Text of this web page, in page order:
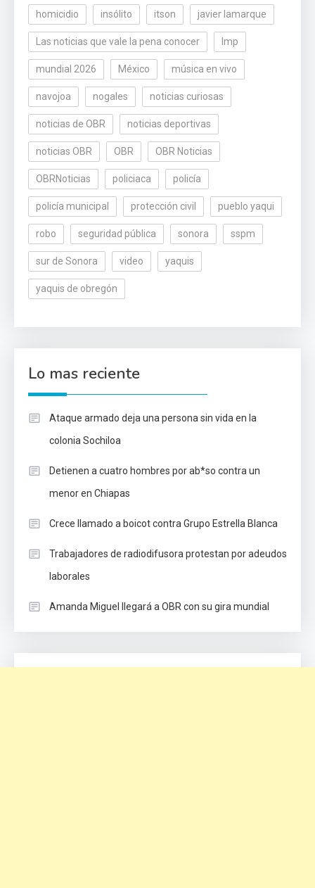
homicidio insólito itson javier lamarque
Las noticias que vale la pena conocer lmp
mundial 2026 México música en vivo
navojoa nogales noticias curiosas
noticias de OBR noticias deportivas
noticias OBR OBR OBR Noticias
OBRNoticias policiaca policía
policía municipal protección civil pueblo yaqui
robo seguridad pública sonora sspm
sur de Sonora video yaquis
yaquis de obregón
Lo mas reciente
Ataque armado deja una persona sin vida en la
colonia Sochiloa
Detienen a cuatro hombres por ab*so contra un
menor en Chiapas
Crece llamado a boicot contra Grupo Estrella Blanca
Trabajadores de radiodifusora protestan por adeudos
laborales
Amanda Miguel llegará a OBR con su gira mundial